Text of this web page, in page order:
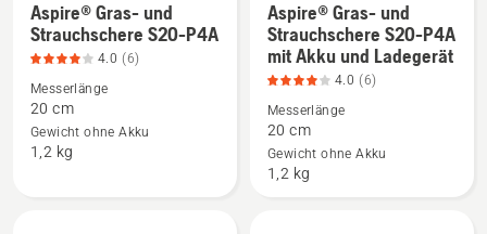
Mehr
Details
zu
Aspire®
Gras-
und
Aspire® Gras- und
Strauchschere S20-P4A
4.0 (6)
Messerlänge
20 cm
Gewicht ohne Akku
1,2 kg
Mehr
Details
zu
Gras-
und
Strauchschere
Aspire® Gras- und
Strauchschere S20-P4A
mit Akku und Ladegerät
4.0 (6)
Messerlänge
20 cm
Gewicht ohne Akku
1,2 kg